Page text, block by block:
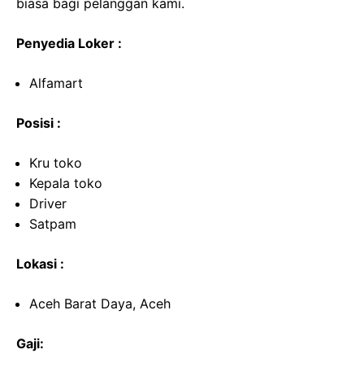
biasa bagi pelanggan kami.
Penyedia Loker :
Alfamart
Posisi :
Kru toko
Kepala toko
Driver
Satpam
Lokasi :
Aceh Barat Daya, Aceh
Gaji: